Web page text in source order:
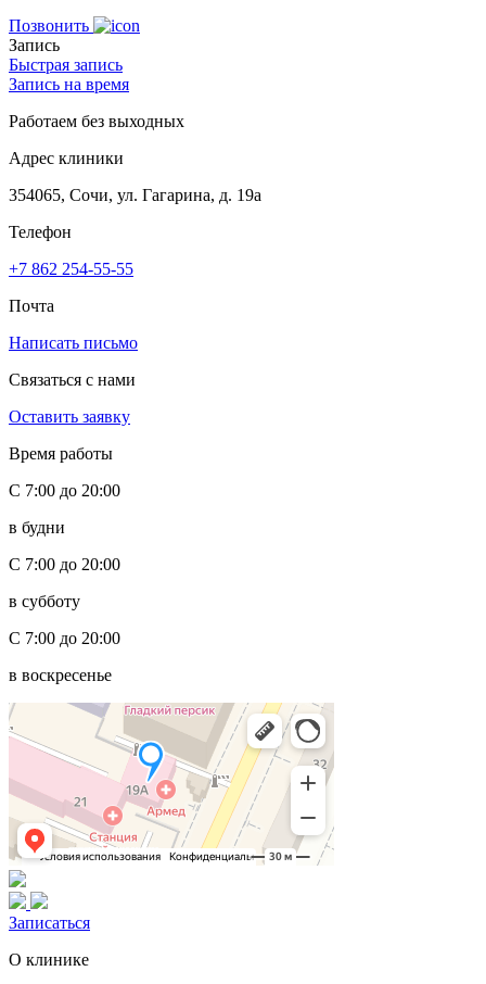
Позвонить
Запись
Быстрая запись
Запись на время
Работаем без выходных
Адрес клиники
354065, Сочи, ул. Гагарина, д. 19а
Телефон
+7 862 254-55-55
Почта
Написать письмо
Связаться с нами
Оставить заявку
Время работы
С 7:00 до 20:00
в будни
С 7:00 до 20:00
в субботу
С 7:00 до 20:00
в воскресенье
Записаться
О клинике